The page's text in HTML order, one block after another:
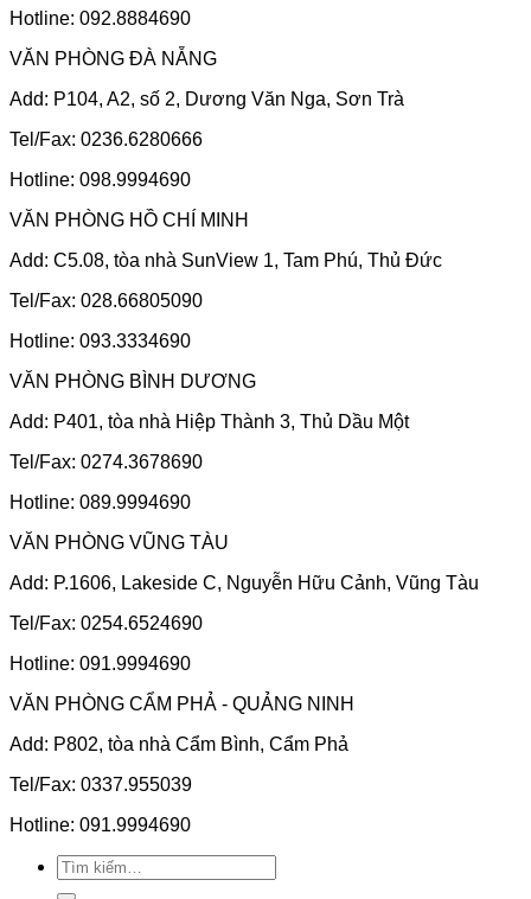
Hotline: 092.8884690
VĂN PHÒNG ĐÀ NẴNG
Add: P104, A2, số 2, Dương Văn Nga, Sơn Trà
Tel/Fax: 0236.6280666
Hotline: 098.9994690
VĂN PHÒNG HỒ CHÍ MINH
Add: C5.08, tòa nhà SunView 1, Tam Phú, Thủ Đức
Tel/Fax: 028.66805090
Hotline: 093.3334690
VĂN PHÒNG BÌNH DƯƠNG
Add: P401, tòa nhà Hiệp Thành 3, Thủ Dầu Một
Tel/Fax: 0274.3678690
Hotline: 089.9994690
VĂN PHÒNG VŨNG TÀU
Add: P.1606, Lakeside C, Nguyễn Hữu Cảnh, Vũng Tàu
Tel/Fax: 0254.6524690
Hotline: 091.9994690
VĂN PHÒNG CẨM PHẢ - QUẢNG NINH
Add: P802, tòa nhà Cẩm Bình, Cẩm Phả
Tel/Fax: 0337.955039
Hotline: 091.9994690
Tìm
kiếm: